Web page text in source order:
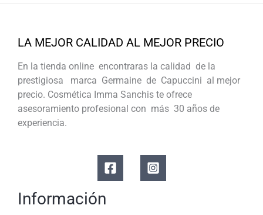
LA MEJOR CALIDAD AL MEJOR PRECIO
En la tienda online encontraras la calidad de la
prestigiosa marca Germaine de Capuccini al mejor
precio. Cosmética Imma Sanchis te ofrece
asesoramiento profesional con más 30 años de
experiencia.
Información